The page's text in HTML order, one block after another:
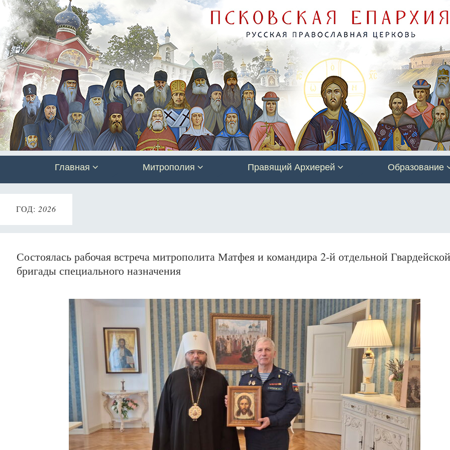
Главная Митрополия Правящий Архиерей Образование
ГОД: 2026
Состоялась рабочая встреча митрополита Матфея и командира 2-й отдельной Гвардейской
бригады специального назначения